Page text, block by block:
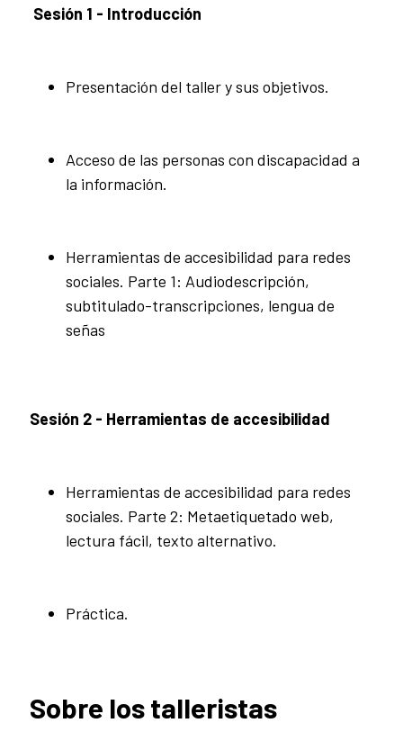
Sesión 1 - Introducción
Presentación del taller y sus objetivos.
Acceso de las personas con discapacidad a
la información.
Herramientas de accesibilidad para redes
sociales. Parte 1: Audiodescripción,
subtitulado-transcripciones, lengua de
señas
Sesión 2 - Herramientas de accesibilidad
Herramientas de accesibilidad para redes
sociales. Parte 2: Metaetiquetado web,
lectura fácil, texto alternativo.
Práctica.
Sobre los talleristas